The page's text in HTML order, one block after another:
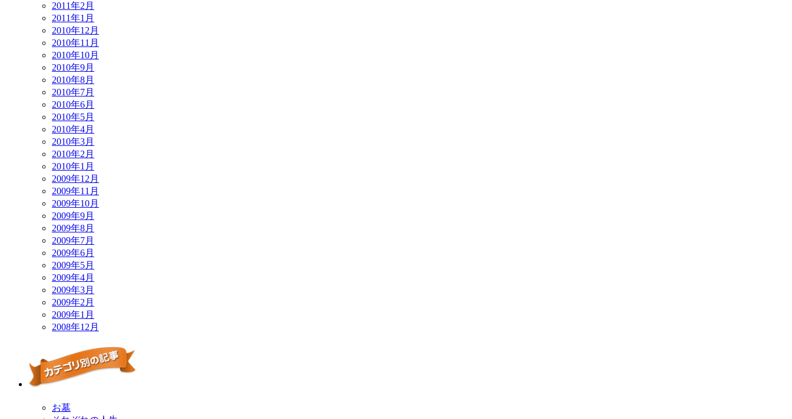
2011年2月
2011年1月
2010年12月
2010年11月
2010年10月
2010年9月
2010年8月
2010年7月
2010年6月
2010年5月
2010年4月
2010年3月
2010年2月
2010年1月
2009年12月
2009年11月
2009年10月
2009年9月
2009年8月
2009年7月
2009年6月
2009年5月
2009年4月
2009年3月
2009年2月
2009年1月
2008年12月
お墓